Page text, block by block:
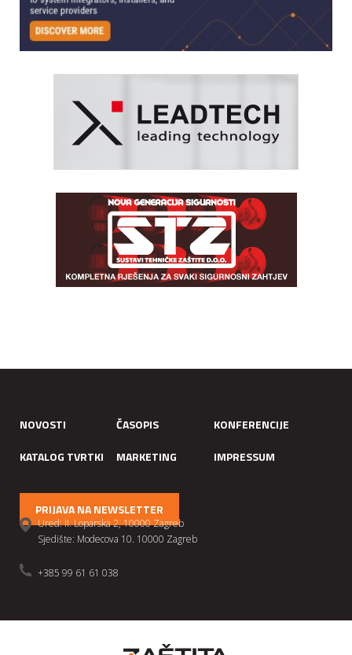
NOVOSTI ČASOPIS
KONFERENCIJE
KATALOG TVRTKI
MARKETING IMPRESSUM
PRIJAVA NA NEWSLETTER
Ured: II. Loparska 2, 10000 Zagreb
Sjedište: Modecova 10. 10000 Zagreb
+385 99 61 61 038